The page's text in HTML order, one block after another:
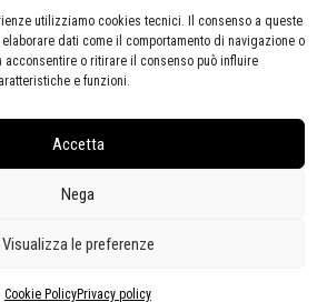
utilizziamo cookies tecnici. Il consenso a queste
dati come il comportamento di navigazione o
acconsentire o ritirare il consenso può influire
e funzioni.
Accetta
Nega
Visualizza le preferenze
Cookie PolicyPrivacy policy
09.00/13.00)